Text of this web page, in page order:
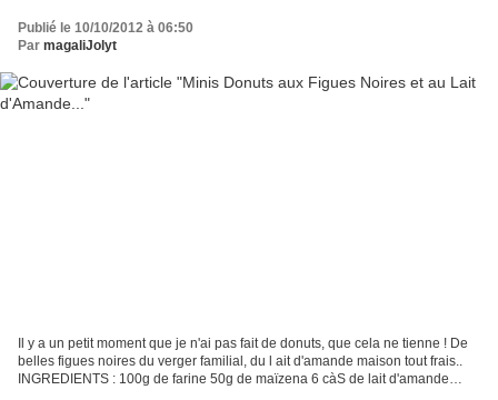
Publié le 10/10/2012 à 06:50
Par magaliJolyt
Il y a un petit moment que je n'ai pas fait de donuts, que cela ne tienne ! De
belles figues noires du verger familial, du l ait d'amande maison tout frais..
INGREDIENTS : 100g de farine 50g de maïzena 6 càS de lait d'amande